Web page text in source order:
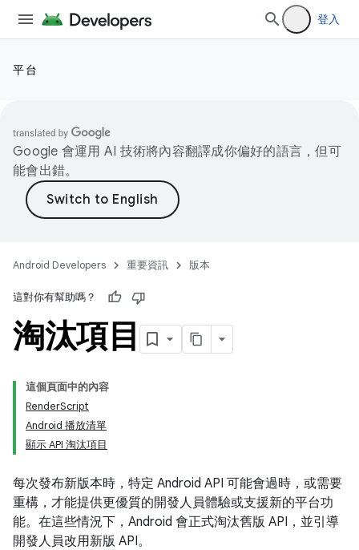
登入
平台
Google 會運用 AI 技術將內容翻譯成你偏好的語言，但可
能會出錯。
Android Developers 重要資訊 版本
這對你有幫助嗎？
淘汰項目
這個頁面中的內容
RenderScript
Android 播放清單
顯示 API 淘汰項目
每次發布新版本時，特定 Android API 可能會過時，或需要
重構，才能提供更優質的開發人員體驗或支援新的平台功
能。在這些情況下，Android 會正式淘汰舊版 API，並引導
開發人員改用新版 API。